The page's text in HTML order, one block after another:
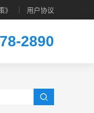
》 用户协议
2890